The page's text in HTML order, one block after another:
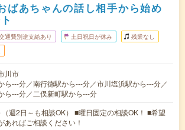
あちゃんの話し相手から始め
通費別途支給あり 土日祝日が休み 残業なし
川市
ら---分／南行徳駅から---分／市川塩浜駅から---分／
ら---分／二俣新町駅から---分
週2日～も相談OK） ■曜日固定の相談OK！ ■希望
あればご相談ください！